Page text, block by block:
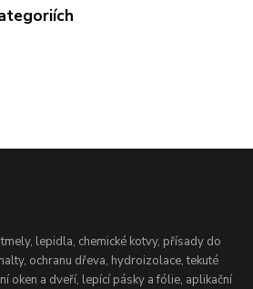
lepidla, chemické kotvy, přísady do
ochranu dřeva, hydroizolace, tekuté
oken a dveří, lepící pásky a fólie, aplikační